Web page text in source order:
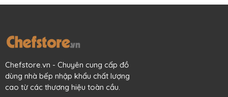
Chefstore.vn - Chuyên cung cấp đồ
dùng nhà bếp nhập khẩu chất lượng
cao từ các thương hiệu toàn cầu.